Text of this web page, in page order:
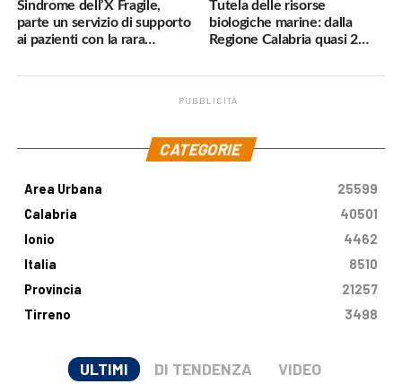
Sindrome dell’X Fragile,
parte un servizio di supporto
ai pazienti con la rara
Tutela delle risorse
biologiche marine: dalla
Regione Calabria quasi 2
PUBBLICITÀ
CATEGORIE
Area Urbana
25599
Calabria
40501
Ionio
4462
Italia
8510
Provincia
21257
Tirreno
3498
ULTIMI DI TENDENZA VIDEO